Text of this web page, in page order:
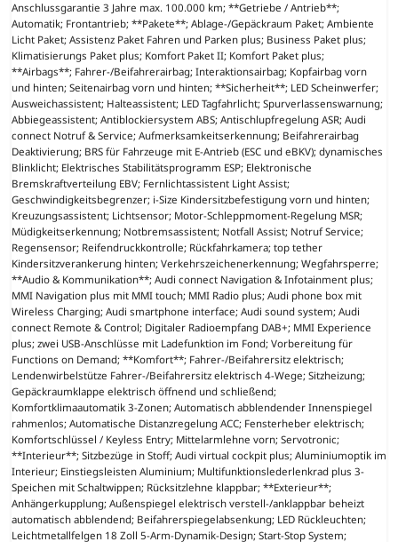
Anschlussgarantie 3 Jahre max. 100.000 km; **Getriebe / Antrieb**;
Automatik; Frontantrieb; **Pakete**; Ablage-/Gepäckraum Paket; Ambiente
Licht Paket; Assistenz Paket Fahren und Parken plus; Business Paket plus;
Klimatisierungs Paket plus; Komfort Paket II; Komfort Paket plus;
**Airbags**; Fahrer-/Beifahrerairbag; Interaktionsairbag; Kopfairbag vorn
und hinten; Seitenairbag vorn und hinten; **Sicherheit**; LED Scheinwerfer;
Ausweichassistent; Halteassistent; LED Tagfahrlicht; Spurverlassenswarnung;
Abbiegeassistent; Antiblockiersystem ABS; Antischlupfregelung ASR; Audi
connect Notruf & Service; Aufmerksamkeitserkennung; Beifahrerairbag
Deaktivierung; BRS für Fahrzeuge mit E-Antrieb (ESC und eBKV); dynamisches
Blinklicht; Elektrisches Stabilitätsprogramm ESP; Elektronische
Bremskraftverteilung EBV; Fernlichtassistent Light Assist;
Geschwindigkeitsbegrenzer; i-Size Kindersitzbefestigung vorn und hinten;
Kreuzungsassistent; Lichtsensor; Motor-Schleppmoment-Regelung MSR;
Müdigkeitserkennung; Notbremsassistent; Notfall Assist; Notruf Service;
Regensensor; Reifendruckkontrolle; Rückfahrkamera; top tether
Kindersitzverankerung hinten; Verkehrszeichenerkennung; Wegfahrsperre;
**Audio & Kommunikation**; Audi connect Navigation & Infotainment plus;
MMI Navigation plus mit MMI touch; MMI Radio plus; Audi phone box mit
Wireless Charging; Audi smartphone interface; Audi sound system; Audi
connect Remote & Control; Digitaler Radioempfang DAB+; MMI Experience
plus; zwei USB-Anschlüsse mit Ladefunktion im Fond; Vorbereitung für
Functions on Demand; **Komfort**; Fahrer-/Beifahrersitz elektrisch;
Lendenwirbelstütze Fahrer-/Beifahrersitz elektrisch 4-Wege; Sitzheizung;
Gepäckraumklappe elektrisch öffnend und schließend;
Komfortklimaautomatik 3-Zonen; Automatisch abblendender Innenspiegel
rahmenlos; Automatische Distanzregelung ACC; Fensterheber elektrisch;
Komfortschlüssel / Keyless Entry; Mittelarmlehne vorn; Servotronic;
**Interieur**; Sitzbezüge in Stoff; Audi virtual cockpit plus; Aluminiumoptik im
Interieur; Einstiegsleisten Aluminium; Multifunktionslederlenkrad plus 3-
Speichen mit Schaltwippen; Rücksitzlehne klappbar; **Exterieur**;
Anhängerkupplung; Außenspiegel elektrisch verstell-/anklappbar beheizt
automatisch abblendend; Beifahrerspiegelabsenkung; LED Rückleuchten;
Leichtmetallfelgen 18 Zoll 5-Arm-Dynamik-Design; Start-Stop System;